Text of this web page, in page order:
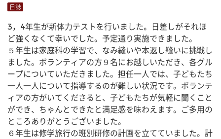
日誌
3，4年生が新体力テストを行いました。日差しがそれほ
ど強くなくて幸いでした。予定通り実施できました。
５年生は家庭科の学習で、なみ縫いや本返し縫いに挑戦し
ました。ボランティアの方９名にお越しいただき、各グル
ープについていただきました。担任一人では、子どもたち
一人一人について指導するのが難しい状況です。ボランテ
ィアの方がいてくださると、子どもたちが気軽に聞くこと
ができ、ちゃんとできたと満足感を味わえます。ご多用の
ところありがとうございました。
６年生は修学旅行の班別研修の計画を立てていました。計